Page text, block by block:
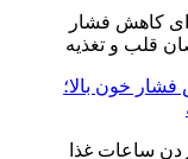
خون بالا؛